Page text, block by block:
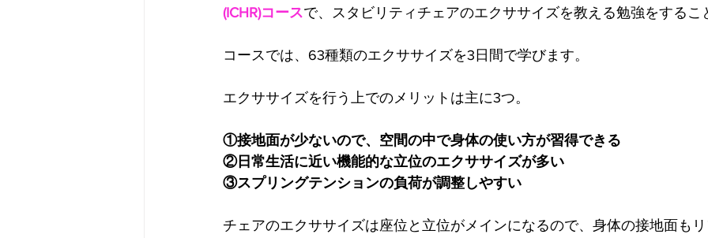
(ICHR)コースで、スタビリティチェアのエクササイズを教える勉強をするこ
コースでは、63種類のエクササイズを3日間で学びます。
エクササイズを行う上でのメリットは主に3つ。
①接地面が少ないので、空間の中で身体の使い方が習得できる
②日常生活に近い機能的な立位のエクササイズが多い
③スプリングテンションの負荷が調整しやすい
チェアのエクササイズは座位と立位がメインになるので、身体の接地面も